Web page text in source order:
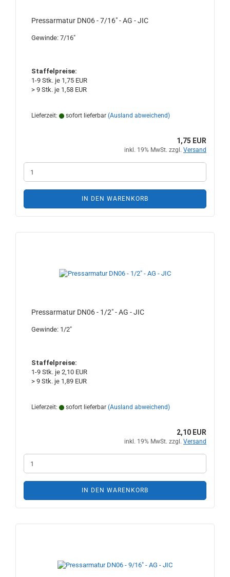
Pressarmatur DN06 - 7/16" - AG - JIC
Gewinde: 7/16"
Staffelpreise:
1-9 Stk. je 1,75 EUR
> 9 Stk. je 1,58 EUR
Lieferzeit: sofort lieferbar (Ausland abweichend)
1,75 EUR
inkl. 19% MwSt. zzgl. Versand
IN DEN WARENKORB
Pressarmatur DN06 - 1/2" - AG - JIC
Gewinde: 1/2"
Staffelpreise:
1-9 Stk. je 2,10 EUR
> 9 Stk. je 1,89 EUR
Lieferzeit: sofort lieferbar (Ausland abweichend)
2,10 EUR
inkl. 19% MwSt. zzgl. Versand
IN DEN WARENKORB